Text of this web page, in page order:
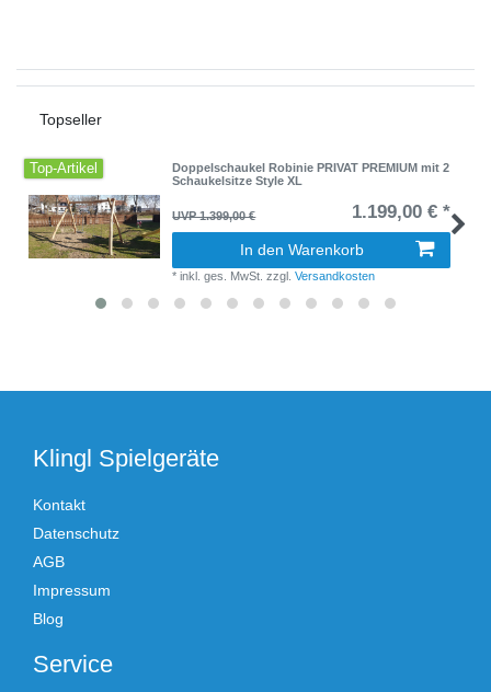
Topseller
Top-Artikel
Doppelschaukel Robinie PRIVAT PREMIUM mit 2
Schaukelsitze Style XL
UVP 1.399,00 € 1.199,00 € *
In den Warenkorb
*inkl. ges. MwSt. zzgl.Versandkosten
Klingl Spielgeräte
Kontakt
Datenschutz
AGB
Impressum
Blog
Service